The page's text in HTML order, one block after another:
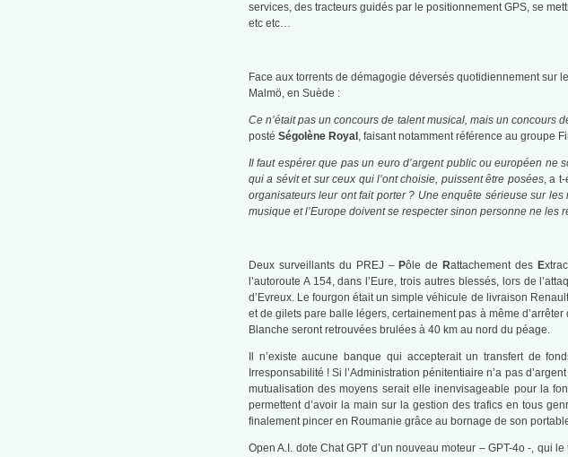
services, des tracteurs guidés par le positionnement GPS, se
etc etc…
Face aux torrents de démagogie déversés quotidiennement
Malmö, en Suède :
Ce n’était pas un concours de talent musical, mais un concours
posté Ségolène Royal , faisant notamment référence au groupe
Il faut espérer que pas un euro d’argent public ou européen ne
qui a sévit et sur ceux qui l’ont choisie, puissent être posées, a t-
organisateurs leur ont fait porter ? Une enquête sérieuse sur
musique et l’Europe doivent se respecter sinon personne ne les
Deux surveillants du PREJ –Pôle de Rattachement des E
l’autoroute A 154, dans l’Eure, trois autres blessés, lors de
d’Evreux. Le fourgon était un simple véhicule de livraison
et de gilets pare balle légers, certainement pas à même
Blanche seront retrouvées brulées à 40 km au nord du péage.
Il n’existe aucune banque qui accepterait un transfert de
Irresponsabilité ! Si l’Administration pénitentiaire n’a pas
mutualisation des moyens serait elle inenvisageable pour la
permettent d’avoir la main sur la gestion des trafics en tous
finalement pincer en Roumanie grâce au bornage de son
Open A.I. dote Chat GPT d’un nouveau moteur – GPT-4o -, qui